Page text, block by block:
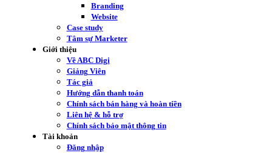
Branding
Website
Case study
Tâm sự Marketer
Giới thiệu
Về ABC Digi
Giảng Viên
Tác giả
Hướng dẫn thanh toán
Chính sách bán hàng và hoàn tiền
Liên hệ & hỗ trợ
Chính sách bảo mật thông tin
Tài khoản
Đăng nhập